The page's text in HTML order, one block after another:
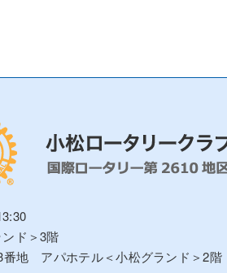
ド＞3階
番地 アパホテル＜小松グランド＞2階